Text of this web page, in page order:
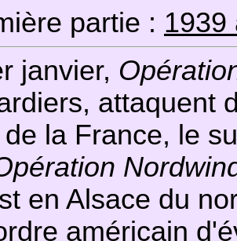
partie : 1939
janvier,
attaquent
la France, le
en Alsace du
américain